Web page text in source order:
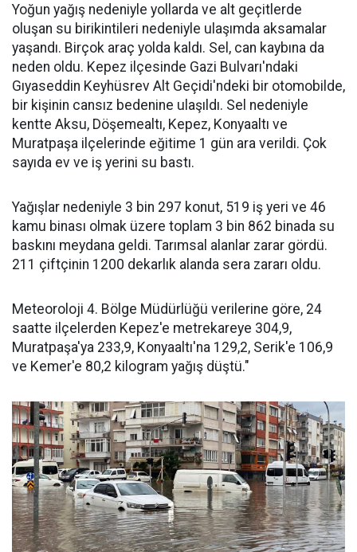
Yoğun yağış nedeniyle yollarda ve alt geçitlerde
oluşan su birikintileri nedeniyle ulaşımda aksamalar
yaşandı. Birçok araç yolda kaldı. Sel, can kaybına da
neden oldu. Kepez ilçesinde Gazi Bulvarı'ndaki
Gıyaseddin Keyhüsrev Alt Geçidi'ndeki bir otomobilde,
bir kişinin cansız bedenine ulaşıldı. Sel nedeniyle
kentte Aksu, Döşemealtı, Kepez, Konyaaltı ve
Muratpaşa ilçelerinde eğitime 1 gün ara verildi. Çok
sayıda ev ve iş yerini su bastı.
Yağışlar nedeniyle 3 bin 297 konut, 519 iş yeri ve 46
kamu binası olmak üzere toplam 3 bin 862 binada su
baskını meydana geldi. Tarımsal alanlar zarar gördü.
211 çiftçinin 1200 dekarlık alanda sera zararı oldu.
Meteoroloji 4. Bölge Müdürlüğü verilerine göre, 24
saatte ilçelerden Kepez'e metrekareye 304,9,
Muratpaşa'ya 233,9, Konyaaltı'na 129,2, Serik'e 106,9
ve Kemer'e 80,2 kilogram yağış düştü."